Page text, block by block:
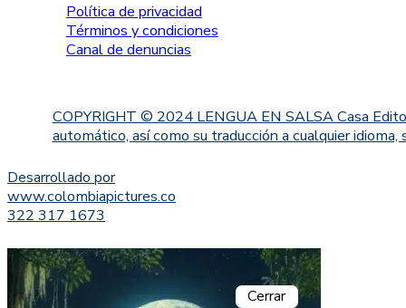
Política de privacidad
Términos y condiciones
Canal de denuncias
COPYRIGHT © 2024 LENGUA EN SALSA Casa
automático, así como su traducción a cualquier
Desarrollado por
www.colombiapictures.co
322 317 1673
Cerrar